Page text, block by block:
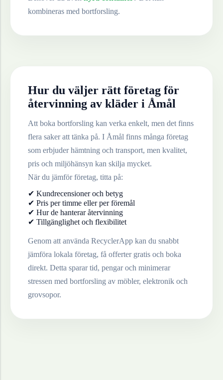
kombineras med bortforsling.
Hur du väljer rätt företag för
återvinning av kläder i Åmål
Att boka bortforsling kan verka enkelt, men det finns
flera saker att tänka på. I Åmål finns många företag
som erbjuder hämtning och transport, men kvalitet,
pris och miljöhänsyn kan skilja mycket.
När du jämför företag, titta på:
✔ Kundrecensioner och betyg
✔ Pris per timme eller per föremål
✔ Hur de hanterar återvinning
✔ Tillgänglighet och flexibilitet
Genom att använda RecyclerApp kan du snabbt
jämföra lokala företag, få offerter gratis och boka
direkt. Detta sparar tid, pengar och minimerar
stressen med bortforsling av möbler, elektronik och
grovsopor.